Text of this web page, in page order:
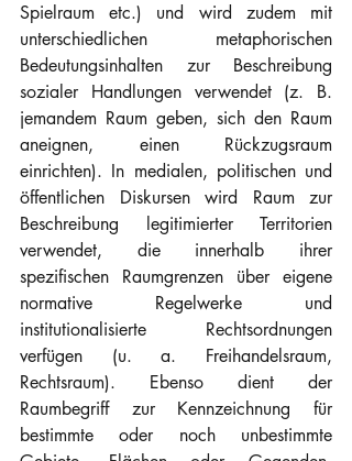
Spielraum etc.) und wird zudem mit
unterschiedlichen metaphorischen
Bedeutungsinhalten zur Beschreibung
sozialer Handlungen verwendet (z. B.
jemandem Raum geben, sich den Raum
aneignen, einen Rückzugsraum
einrichten). In medialen, politischen und
öffentlichen Diskursen wird Raum zur
Beschreibung legitimierter Territorien
verwendet, die innerhalb ihrer
spezifischen Raumgrenzen über eigene
normative Regelwerke und
institutionalisierte Rechtsordnungen
verfügen (u. a. Freihandelsraum,
Rechtsraum). Ebenso dient der
Raumbegriff zur Kennzeichnung für
bestimmte oder noch unbestimmte